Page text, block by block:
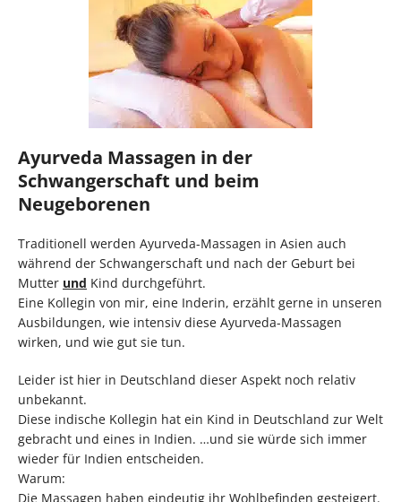
Ayurveda Massagen in der
Schwangerschaft und beim
Neugeborenen
Traditionell werden Ayurveda-Massagen in Asien auch
während der Schwangerschaft und nach der Geburt bei
Mutter und Kind durchgeführt.
Eine Kollegin von mir, eine Inderin, erzählt gerne in unseren
Ausbildungen, wie intensiv diese Ayurveda-Massagen
wirken, und wie gut sie tun.
Leider ist hier in Deutschland dieser Aspekt noch relativ
unbekannt.
Diese indische Kollegin hat ein Kind in Deutschland zur Welt
gebracht und eines in Indien. …und sie würde sich immer
wieder für Indien entscheiden.
Warum:
Die Massagen haben eindeutig ihr Wohlbefinden gesteigert.